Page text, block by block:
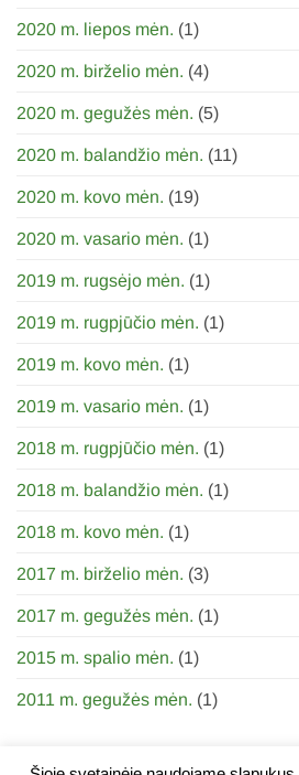
2020 m. liepos mėn. (1)
2020 m. birželio mėn. (4)
2020 m. gegužės mėn. (5)
2020 m. balandžio mėn. (11)
2020 m. kovo mėn. (19)
2020 m. vasario mėn. (1)
2019 m. rugsėjo mėn. (1)
2019 m. rugpjūčio mėn. (1)
2019 m. kovo mėn. (1)
2019 m. vasario mėn. (1)
2018 m. rugpjūčio mėn. (1)
2018 m. balandžio mėn. (1)
2018 m. kovo mėn. (1)
2017 m. birželio mėn. (3)
2017 m. gegužės mėn. (1)
2015 m. spalio mėn. (1)
2011 m. gegužės mėn. (1)